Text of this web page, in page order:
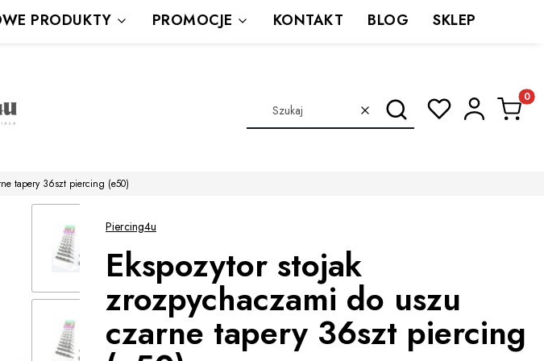
powyżej 80 zł
WyczyśćSzukaj
PRODUKTY PROMOCJE KONTAKT BLOG SKLEP
tapery 36szt piercing (e50)
Piercing4u
Ekspozytor stojak
zrozpychaczami do uszu
czarne tapery 36szt piercing